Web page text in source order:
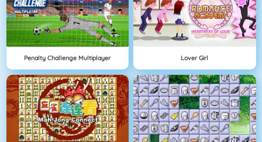
Penalty Challenge Multiplayer Lover Girl